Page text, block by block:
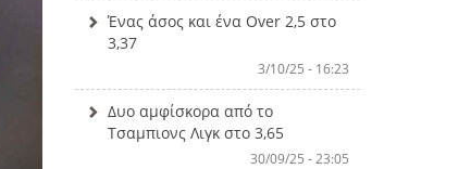
Ένας άσος και ένα Over 2,5 στο
3,37
3/10/25 - 16:23
Δυο αμφίσκορα από το
Τσαμπιονς Λιγκ στο 3,65
30/09/25 - 23:05